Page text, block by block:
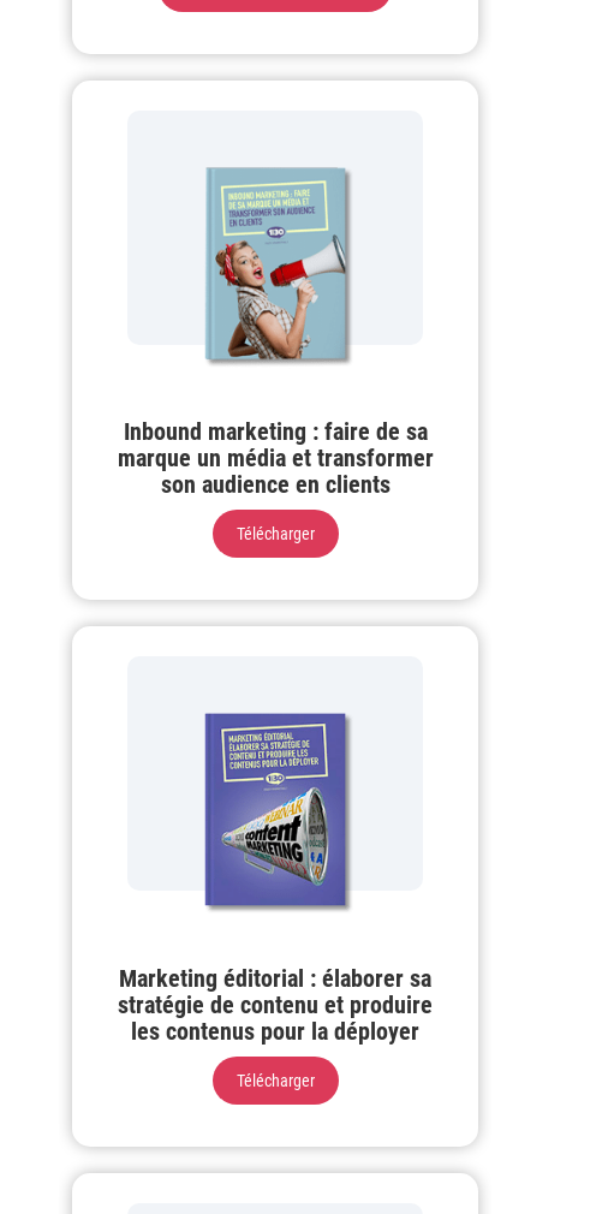
Inbound marketing : faire de sa
marque un média et transformer
son audience en clients
Télécharger
Marketing éditorial : élaborer sa
stratégie de contenu et produire
les contenus pour la déployer
Télécharger